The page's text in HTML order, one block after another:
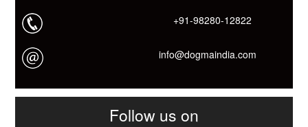
+91-98280-12822
info@dogmaindia.com
Follow us on